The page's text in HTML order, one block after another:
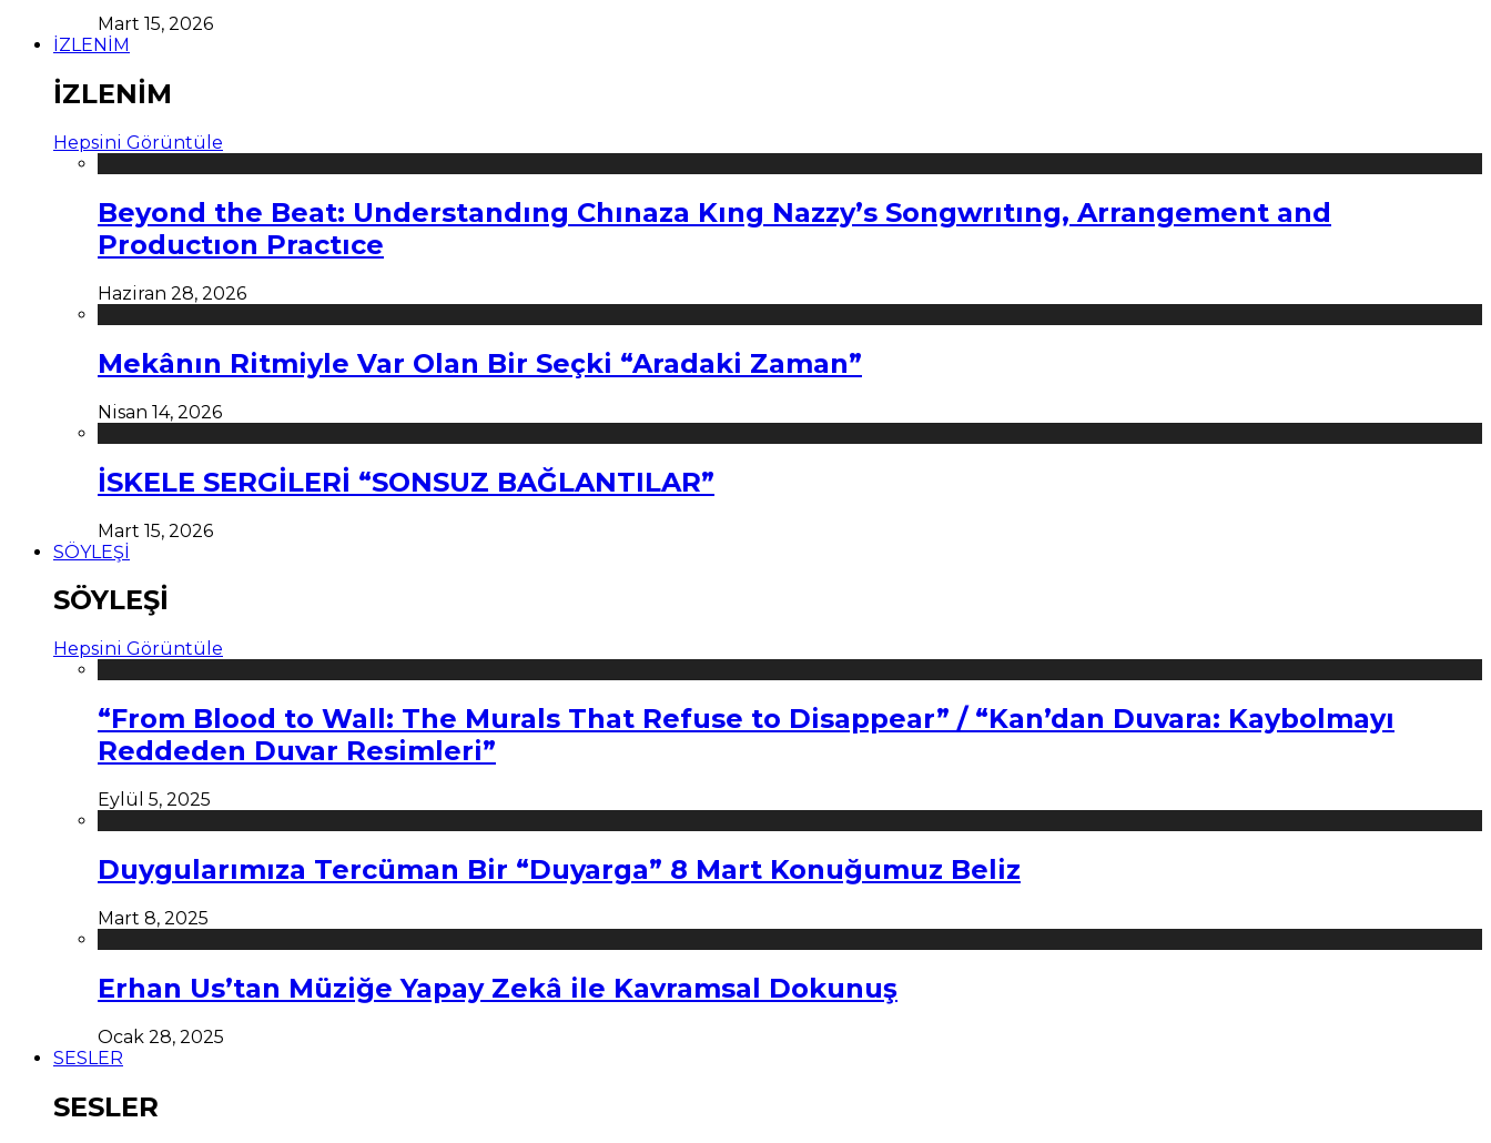
Mart 15, 2026
İZLENİM
İZLENİM
Hepsini Görüntüle
Beyond the Beat: Understandıng Chınaza Kıng Nazzy’s Songwrıtıng, Arrangement and
Productıon Practıce
Haziran 28, 2026
Mekânın Ritmiyle Var Olan Bir Seçki “Aradaki Zaman”
Nisan 14, 2026
İSKELE SERGİLERİ “SONSUZ BAĞLANTILAR”
Mart 15, 2026
SÖYLEŞİ
SÖYLEŞİ
Hepsini Görüntüle
“From Blood to Wall: The Murals That Refuse to Disappear” / “Kan’dan Duvara: Kaybolmayı
Reddeden Duvar Resimleri”
Eylül 5, 2025
Duygularımıza Tercüman Bir “Duyarga” 8 Mart Konuğumuz Beliz
Mart 8, 2025
Erhan Us’tan Müziğe Yapay Zekâ ile Kavramsal Dokunuş
Ocak 28, 2025
SESLER
SESLER